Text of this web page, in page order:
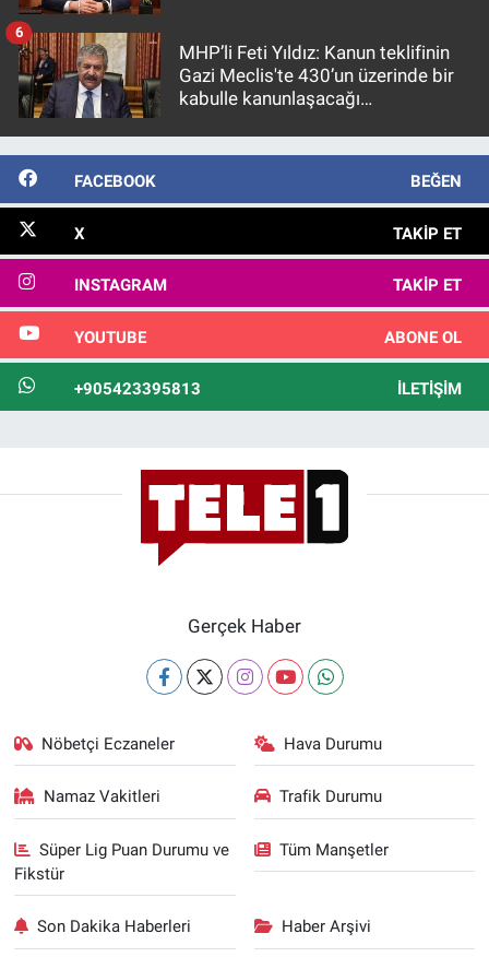
MHP’li Feti Yıldız: Kanun teklifinin
Gazi Meclis'te 430’un üzerinde bir
kabulle kanunlaşacağı
6
FACEBOOK BEĞEN
X TAKIP ET
INSTAGRAM TAKIP ET
YOUTUBE ABONE OL
+905423395813 İLETIŞIM
Gerçek Haber
Nöbetçi Eczaneler Hava Durumu
Namaz Vakitleri Trafik Durumu
Süper Lig Puan Durumu ve
Fikstür
Tüm Manşetler
Son Dakika Haberleri Haber Arşivi